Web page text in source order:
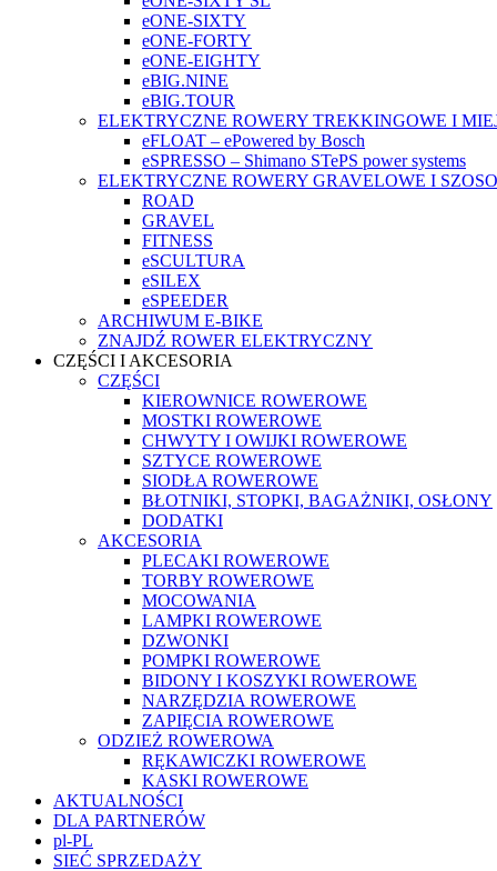
eONE-SIXTY
eONE-FORTY
eONE-EIGHTY
eBIG.NINE
eBIG.TOUR
ELEKTRYCZNE ROWERY TREKKINGOWE I
eFLOAT – ePowered by Bosch
eSPRESSO – Shimano STePS power systems
ELEKTRYCZNE ROWERY GRAVELOWE I
ROAD
GRAVEL
FITNESS
eSCULTURA
eSILEX
eSPEEDER
ARCHIWUM E-BIKE
ZNAJDŹ ROWER ELEKTRYCZNY
CZĘŚCI I AKCESORIA
CZĘŚCI
KIEROWNICE ROWEROWE
MOSTKI ROWEROWE
CHWYTY I OWIJKI ROWEROWE
SZTYCE ROWEROWE
SIODŁA ROWEROWE
BŁOTNIKI, STOPKI, BAGAŻNIKI, OSŁONY
DODATKI
AKCESORIA
PLECAKI ROWEROWE
TORBY ROWEROWE
MOCOWANIA
LAMPKI ROWEROWE
DZWONKI
POMPKI ROWEROWE
BIDONY I KOSZYKI ROWEROWE
NARZĘDZIA ROWEROWE
ZAPIĘCIA ROWEROWE
ODZIEŻ ROWEROWA
RĘKAWICZKI ROWEROWE
KASKI ROWEROWE
AKTUALNOŚCI
DLA PARTNERÓW
pl-PL
SIEĆ SPRZEDAŻY